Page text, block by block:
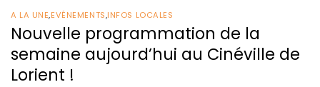
A LA UNE,EVÉNEMENTS,INFOS LOCALES
Nouvelle programmation de la
semaine aujourd’hui au Cinéville de
Lorient !